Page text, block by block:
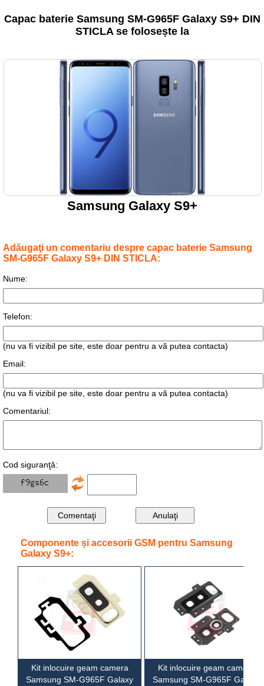
Capac baterie Samsung SM-G965F Galaxy S9+ DIN
STICLA se folosește la
Samsung Galaxy S9+
Adăugaţi un comentariu despre capac baterie Samsung
SM-G965F Galaxy S9+ DIN STICLA:
Nume:
Telefon:
(nu va fi vizibil pe site, este doar pentru a vă putea contacta)
Email:
(nu va fi vizibil pe site, este doar pentru a vă putea contacta)
Comentariul:
Cod siguranţă:
Componente și accesorii GSM pentru Samsung
Galaxy S9+:
Kit inlocuire geam camera
Samsung SM-G965F Galaxy
Kit inlocuire geam camera
Samsung SM-G965F Galaxy